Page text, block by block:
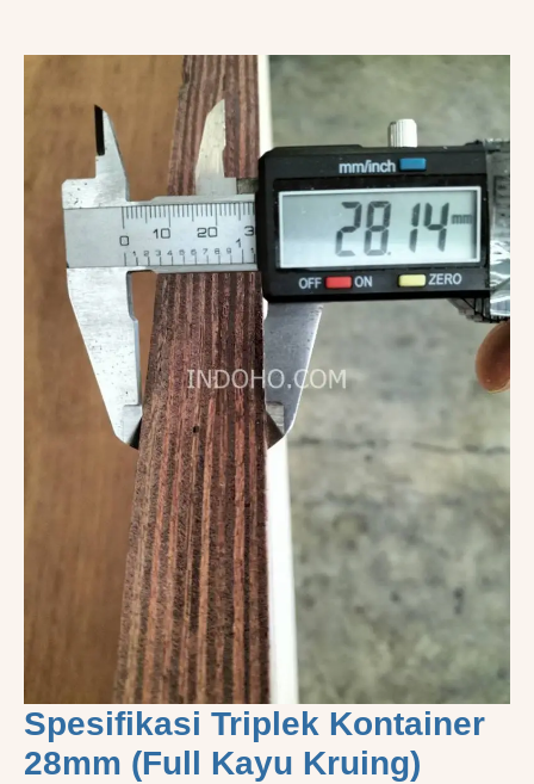
Spesifikasi Triplek Kontainer
28mm (Full Kayu Kruing)